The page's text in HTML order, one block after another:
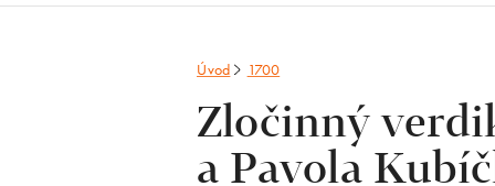
Úvod 1700
Zločinný
a Pavola